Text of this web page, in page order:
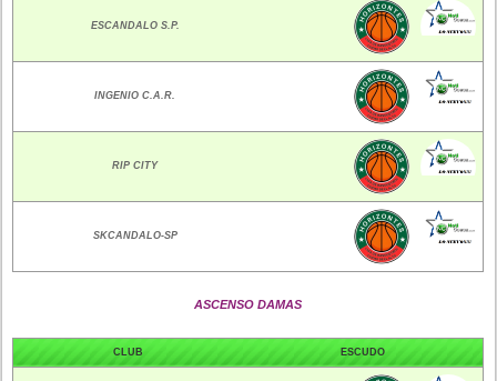
ESCANDALO S.P.
INGENIO C.A.R.
RIP CITY
SKCANDALO-SP
ASCENSO DAMAS
CLUB ESCUDO